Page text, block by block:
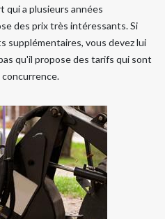
qui a plusieurs années
des prix très intéressants. Si
supplémentaires, vous devez lui
qu'il propose des tarifs qui sont